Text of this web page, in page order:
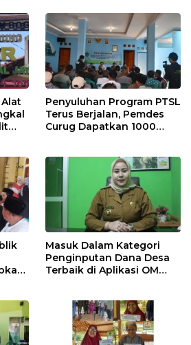
Penyuluhan Program PTSL
Terus Berjalan, Pemdes
Curug Dapatkan 1000
Masuk Dalam Kategori
Penginputan Dana Desa
Terbaik di Aplikasi OM
Kerjasama Semua Pihak